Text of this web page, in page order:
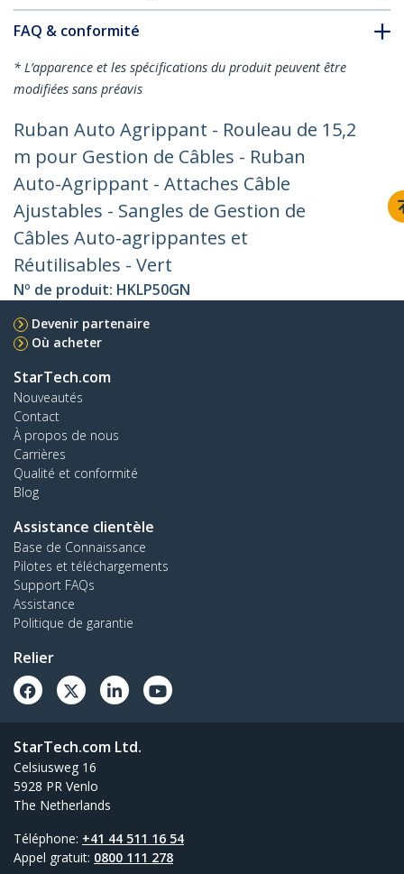
FAQ & conformité
* L’apparence et les spécifications du produit peuvent être
modifiées sans préavis
Ruban Auto Agrippant - Rouleau de 15,2
m pour Gestion de Câbles - Ruban
Auto-Agrippant - Attaches Câble
Ajustables - Sangles de Gestion de
Câbles Auto-agrippantes et
Réutilisables - Vert
Nº de produit: HKLP50GN
Devenir partenaire
Où acheter
StarTech.com
Nouveautés
Contact
À propos de nous
Carrières
Qualité et conformité
Blog
Assistance clientèle
Base de Connaissance
Pilotes et téléchargements
Support FAQs
Assistance
Politique de garantie
Relier
StarTech.com Ltd.
Celsiusweg 16
5928 PR Venlo
The Netherlands
Téléphone: +41 44 511 16 54
Appel gratuit: 0800 111 278